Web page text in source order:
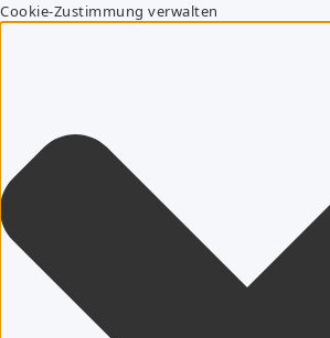
Cookie-Zustimmung verwalten